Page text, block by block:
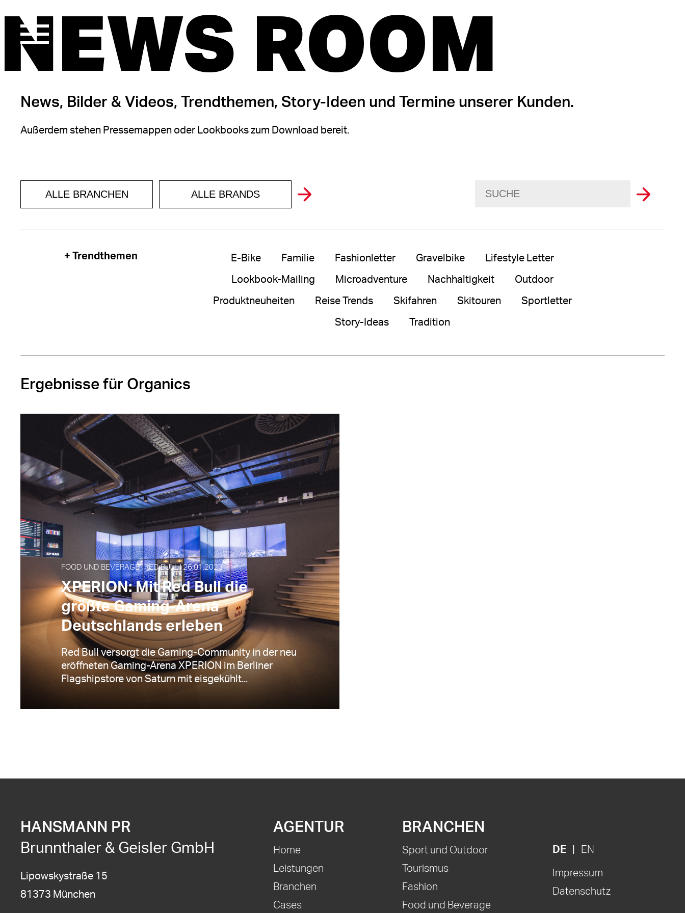
NEWS ROOM
News, Bilder & Videos, Trendthemen, Story-Ideen und Termine unserer Kunden.
Außerdem stehen Pressemappen oder Lookbooks zum Download bereit.
ALLE BRANCHEN ALLE BRANDS
+ Trendthemen E-Bike Familie Fashionletter Gravelbike Lifestyle Letter
Lookbook-Mailing Microadventure Nachhaltigkeit Outdoor
Produktneuheiten Reise Trends Skifahren Skitouren Sportletter
Story-Ideas Tradition
Ergebnisse für Organics
FOOD UND BEVERAGE | RED BULL | 26.01.2023
XPERION: Mit Red Bull die
größte Gaming-Arena
Deutschlands erleben
Red Bull versorgt die Gaming-Community in der neu
eröffneten Gaming-Arena XPERION im Berliner
Flagshipstore von Saturn mit eisgekühlt...
HANSMANN PR
Brunnthaler & Geisler GmbH
Lipowskystraße 15
81373 München
AGENTUR
Home
Leistungen
Branchen
Cases
BRANCHEN
Sport und Outdoor
Tourismus
Fashion
Food und Beverage
DE EN
Impressum
Datenschutz